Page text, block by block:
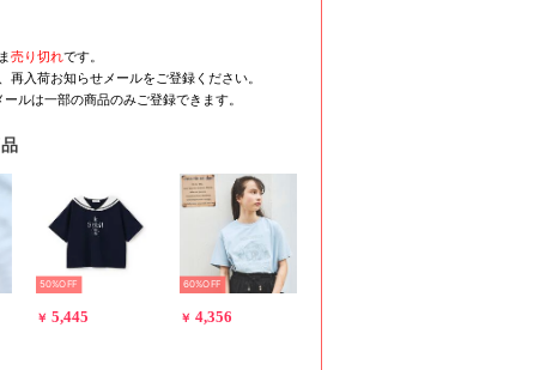
売り切れです。
再入荷お知らせメールをご登録ください。
ルは一部の商品のみご登録できます。
50%OFF
￥ 5,445
60%OFF
￥ 4,356